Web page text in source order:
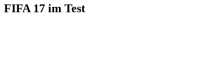
FIFA 17 im Test